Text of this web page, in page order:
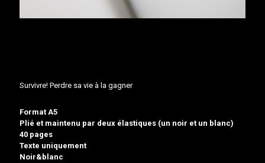
Survivre! Perdre sa vie à la gagner
Format A5
Plié et maintenu par deux élastiques (un noir et un blanc)
40 pages
Texte uniquement
Noir&blanc